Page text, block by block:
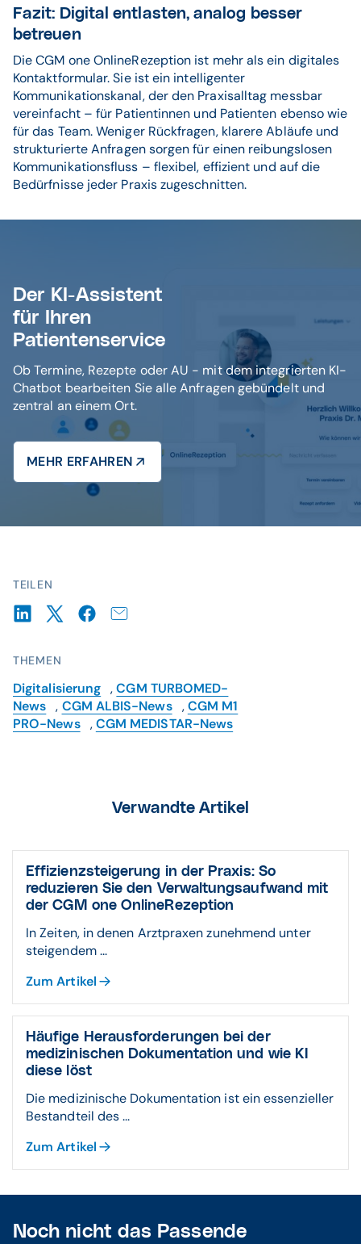
TEILEN
THEMEN
Digitalisierung ,CGM TURBOMED-
News , CGM ALBIS-News ,CGM M1
PRO-News ,CGM MEDISTAR-News
Fazit: Digital entlasten, analog besser
betreuen
Die CGM one OnlineRezeption ist mehr als ein digitales
Kontaktformular. Sie ist ein intelligenter
Kommunikationskanal, der den Praxisalltag messbar
vereinfacht – für Patientinnen und Patienten ebenso wie
für das Team. Weniger Rückfragen, klarere Abläufe und
strukturierte Anfragen sorgen für einen reibungslosen
Kommunikationsfluss – flexibel, effizient und auf die
Bedürfnisse jeder Praxis zugeschnitten.
Der KI-Assistent
für Ihren
Patientenservice
Ob Termine, Rezepte oder AU - mit dem integrierten KI-
Chatbot bearbeiten Sie alle Anfragen gebündelt und
zentral an einem Ort.
MEHR ERFAHREN
Verwandte Artikel
Effizienzsteigerung in der Praxis: So
reduzieren Sie den Verwaltungsaufwand mit
der CGM one OnlineRezeption
In Zeiten, in denen Arztpraxen zunehmend unter
steigendem ...
Zum Artikel
Häufige Herausforderungen bei der
medizinischen Dokumentation und wie KI
diese löst
Die medizinische Dokumentation ist ein essenzieller
Bestandteil des ...
Zum Artikel
Noch nicht das Passende